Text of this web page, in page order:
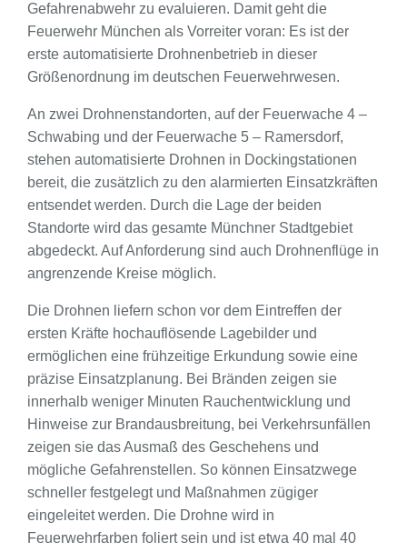
Gefahrenabwehr zu evaluieren. Damit geht die
Feuerwehr München als Vorreiter voran: Es ist der
erste automatisierte Drohnenbetrieb in dieser
Größenordnung im deutschen Feuerwehrwesen.
An zwei Drohnenstandorten, auf der Feuerwache 4 –
Schwabing und der Feuerwache 5 – Ramersdorf,
stehen automatisierte Drohnen in Dockingstationen
bereit, die zusätzlich zu den alarmierten Einsatzkräften
entsendet werden. Durch die Lage der beiden
Standorte wird das gesamte Münchner Stadtgebiet
abgedeckt. Auf Anforderung sind auch Drohnenflüge in
angrenzende Kreise möglich.
Die Drohnen liefern schon vor dem Eintreffen der
ersten Kräfte hochauflösende Lagebilder und
ermöglichen eine frühzeitige Erkundung sowie eine
präzise Einsatzplanung. Bei Bränden zeigen sie
innerhalb weniger Minuten Rauchentwicklung und
Hinweise zur Brandausbreitung, bei Verkehrsunfällen
zeigen sie das Ausmaß des Geschehens und
mögliche Gefahrenstellen. So können Einsatzwege
schneller festgelegt und Maßnahmen zügiger
eingeleitet werden. Die Drohne wird in
Feuerwehrfarben foliert sein und ist etwa 40 mal 40